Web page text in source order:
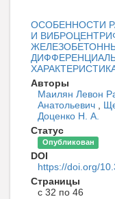
ОСОБЕННОСТИ
И
Авторы
Маилян Левон
Анатольевич ,
Доценко Н. А.
Статус
Опубликован
DOI
https://doi.org/
Страницы
с 32 по 46